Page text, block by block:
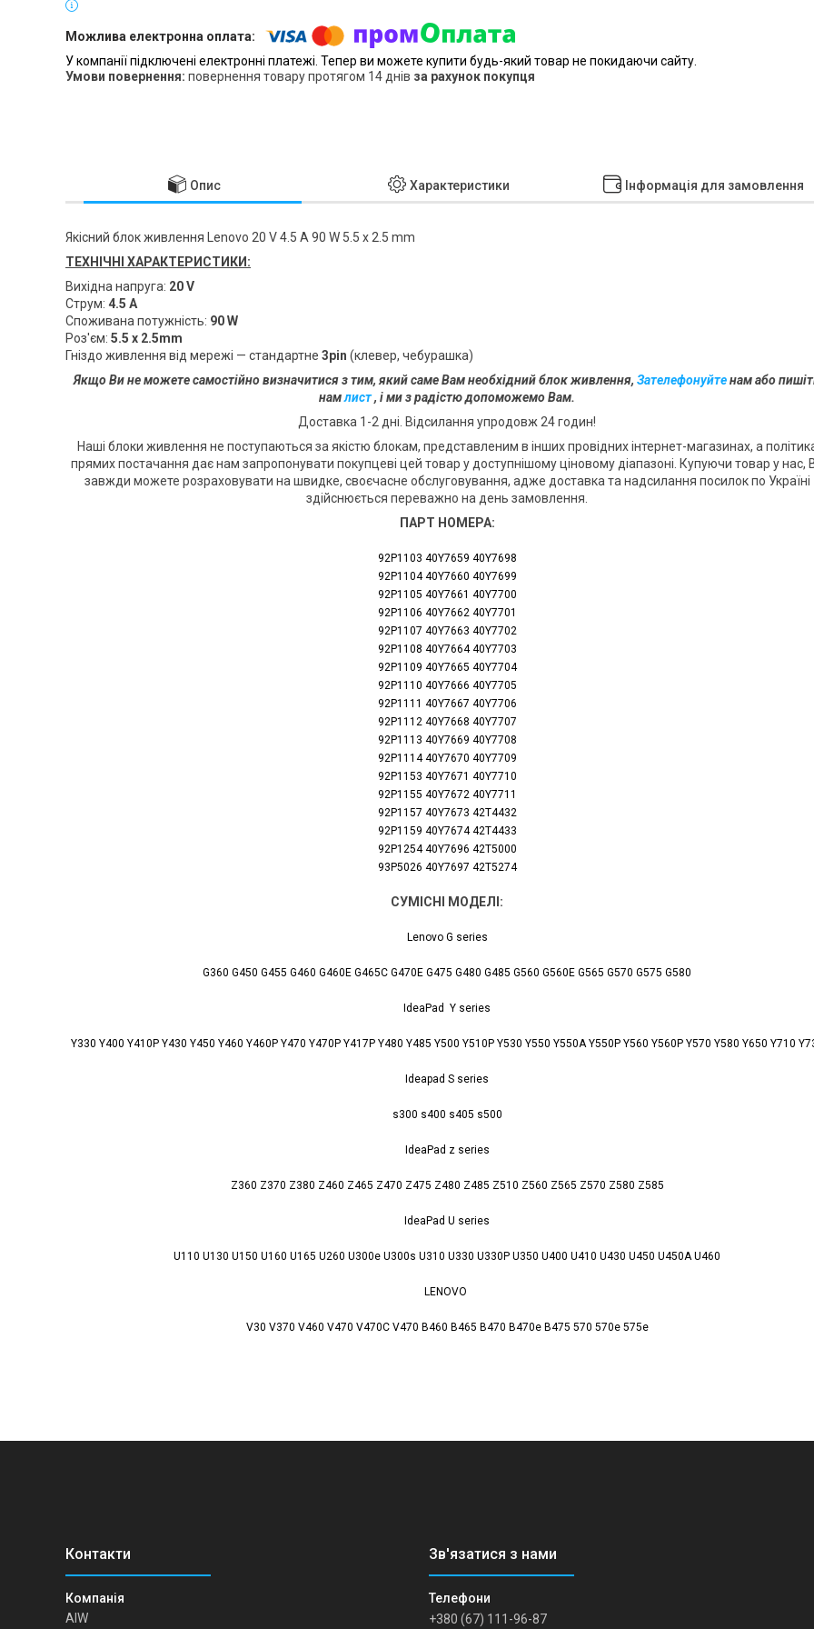
У компанії підключені електронні платежі. Тепер ви можете купити будь-який товар не покидаючи сайту.
повернення товару протягом 14 днів за рахунок покупця
Опис Характеристики Інформація для замовлення
Якісний блок живлення Lenovo 20 V 4.5 A 90 W 5.5 х 2.5 mm
ТЕХНІЧНІ ХАРАКТЕРИСТИКИ:
Вихідна напруга: 20 V
Струм: 4.5 A
Споживана потужність: 90 W
Роз'єм: 5.5 x 2.5mm
Гніздо живлення від мережі — стандартне 3pin (клевер, чебурашка)
Якщо Ви не можете самостійно визначитися з тим, який саме Вам необхідний блок живлення, Зателефонуйтенам або
намлист, і ми з радістю допоможемо Вам.
Доставка 1-2 дні. Відсилання упродовж 24 годин!
Наші блоки живлення не поступаються за якістю блокам, представленим в інших провідних інтернет-магазинах, а
прямих постачання дає нам запропонувати покупцеві цей товар у доступнішому ціновому діапазоні. Купуючи товар у нас,
завжди можете розраховувати на швидке, своєчасне обслуговування, адже доставка та надсилання посилок по Україні
здійснюється переважно на день замовлення.
ПАРТ НОМЕРА:
92P1103 40Y7659 40Y7698
92P1104 40Y7660 40Y7699
92P1105 40Y7661 40Y7700
92P1106 40Y7662 40Y7701
92P1107 40Y7663 40Y7702
92P1108 40Y7664 40Y7703
92P1109 40Y7665 40Y7704
92P1110 40Y7666 40Y7705
92P1111 40Y7667 40Y7706
92P1112 40Y7668 40Y7707
92P1113 40Y7669 40Y7708
92P1114 40Y7670 40Y7709
92P1153 40Y7671 40Y7710
92P1155 40Y7672 40Y7711
92P1157 40Y7673 42T4432
92P1159 40Y7674 42T4433
92P1254 40Y7696 42T5000
93P5026 40Y7697 42T5274
СУМІСНІ МОДЕЛІ:
Lenovo G series
G360 G450 G455 G460 G460E G465C G470E G475 G480 G485 G560 G560E G565 G570 G575 G580
IdeaPad Y series
Y330 Y400 Y410P Y430 Y450 Y460 Y460P Y470 Y470P Y417P Y480 Y485 Y500 Y510P Y530 Y550 Y550A Y550P Y560 Y560P Y570 Y580 Y650 Y710
Ideapad S series
s300 s400 s405 s500
IdeaPad z series
Z360 Z370 Z380 Z460 Z465 Z470 Z475 Z480 Z485 Z510 Z560 Z565 Z570 Z580 Z585
IdeaPad U series
U110 U130 U150 U160 U165 U260 U300e U300s U310 U330 U330P U350 U400 U410 U430 U450 U450A U460
LENOVO
V30 V370 V460 V470 V470C V470 B460 B465 B470 B470e B475 570 570e 575e
AIW +380 (67) 111-96-87